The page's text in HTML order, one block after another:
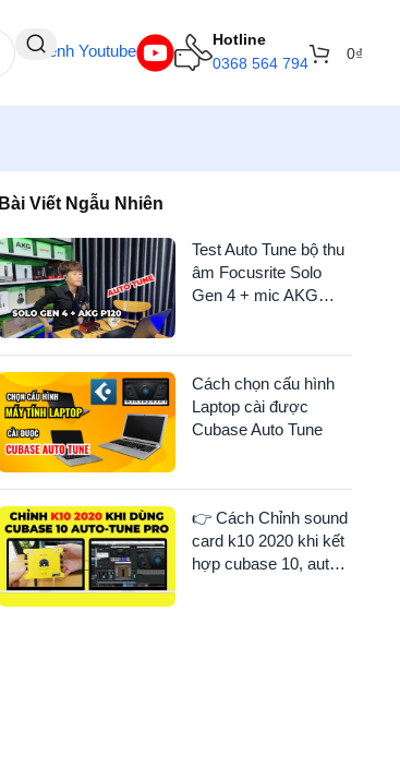
Kênh Youtube
Hotline
0368 564 794
0₫
Bài Viết Ngẫu Nhiên
Test Auto Tune bộ thu
âm Focusrite Solo
Gen 4 + mic AKG
Cách chọn cấu hình
Laptop cài được
Cubase Auto Tune
👉 Cách Chỉnh sound
card k10 2020 khi kết
hợp cubase 10, auto